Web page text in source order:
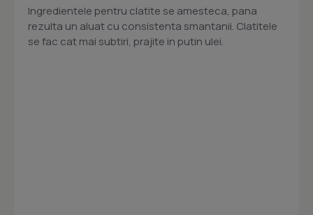
Ingredientele pentru clatite se amesteca, pana
rezulta un aluat cu consistenta smantanii. Clatitele
se fac cat mai subtiri, prajite in putin ulei.